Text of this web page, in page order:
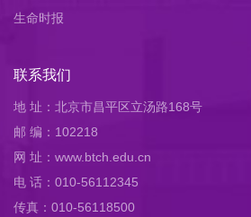
生命时报
联系我们
地 址：北京市昌平区立汤路168号
邮 编：102218
网 址：www.btch.edu.cn
电 话：010-56112345
传真：010-56118500